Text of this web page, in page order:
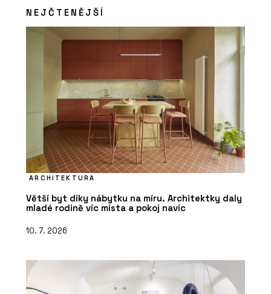
NEJČTENĚJŠÍ
ARCHITEKTURA
Větší byt díky nábytku na míru. Architektky daly
mladé rodině víc místa a pokoj navíc
10. 7. 2026